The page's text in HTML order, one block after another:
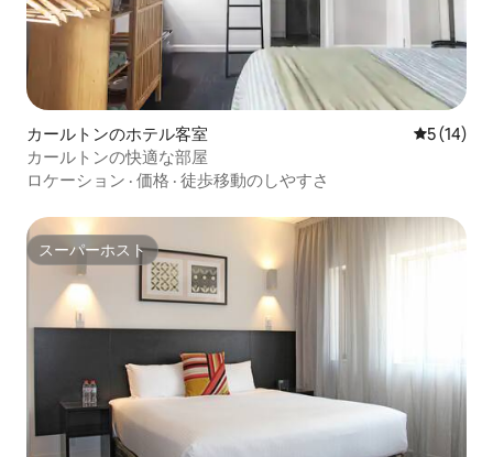
カールトンのホテル客室 レビュー
5 (14)
カールトンの快適な部屋
ロケーション · 価格 · 徒歩移動のしやすさ
スーパーホスト
スーパーホスト